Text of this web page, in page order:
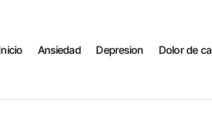
Ansiedad Depresion Dolor de